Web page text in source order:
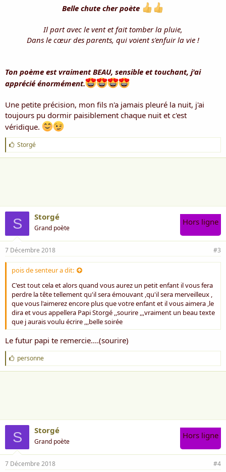
Belle chute cher poète
Il part avec le vent et fait tomber la pluie,
Dans le cœur des parents, qui voient s'enfuir la vie !
Ton poème est vraiment BEAU, sensible et touchant, j'ai
apprécié énormément.
Une petite précision, mon fils n'a jamais pleuré la nuit, j'ai
toujours pu dormir paisiblement chaque nuit et c'est
véridique.
J
'
a
Storgé
S Storgé
Grand poète
Hors ligne
7 Décembre 2018 #3
pois de senteur a dit:
C'est tout cela et alors quand vous aurez un petit enfant il vous fera
perdre la tête tellement qu'il sera émouvant ,qu'il sera merveilleux ,
que vous l'aimerez encore plus que votre enfant et il vous aimera ,le
dira et vous appellera Papi Storgé ,,sourire ,,,vraiment un beau texte
que j aurais voulu écrire ,,,belle soirée
Le futur papi te remercie....(sourire)
J
'
a
personne
S Storgé
Grand poète
Hors ligne
7 Décembre 2018 #4